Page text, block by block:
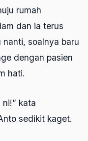
rumah
dan ia terus
nanti, soalnya baru
dengan pasien
hati.
kata
sedikit kaget.